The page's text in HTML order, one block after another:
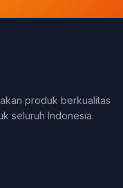
produk berkualitas
seluruh Indonesia.